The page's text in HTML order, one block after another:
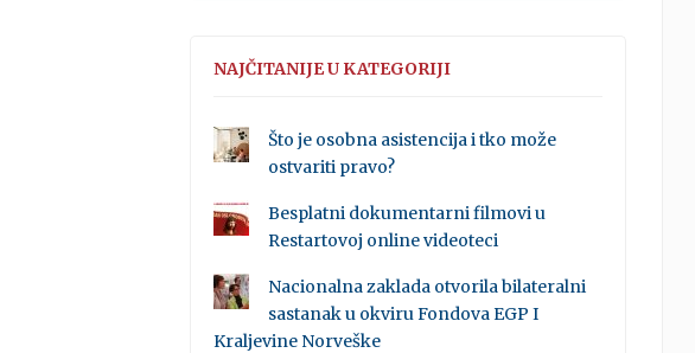
NAJČITANIJE U KATEGORIJI
Što je osobna asistencija i tko može
ostvariti pravo?
Besplatni dokumentarni filmovi u
Restartovoj online videoteci
Nacionalna zaklada otvorila bilateralni
sastanak u okviru Fondova EGP I
Kraljevine Norveške